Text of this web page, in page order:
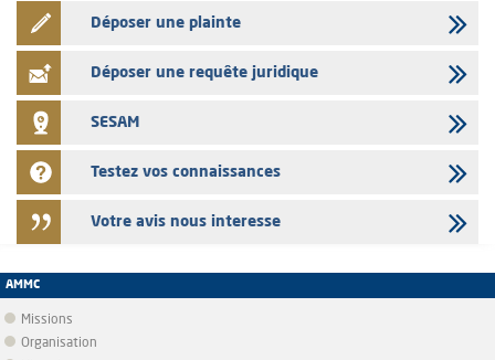
Déposer une plainte
Déposer une requête juridique
SESAM
Testez vos connaissances
Votre avis nous interesse
AMMC
Missions
Organisation